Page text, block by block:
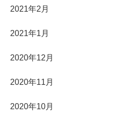
2021年2月
2021年1月
2020年12月
2020年11月
2020年10月